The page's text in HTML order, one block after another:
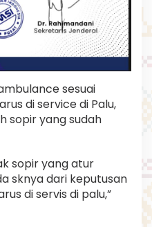
sesuai
di service di Palu,
sopir yang sudah
sopir yang atur
sknya dari keputusan
di servis di palu,”